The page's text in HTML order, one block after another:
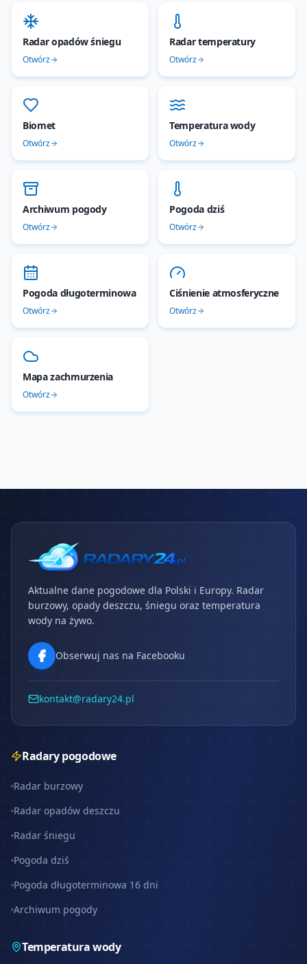
Radar opadów śniegu
Otwórz
Radar temperatury
Otwórz
Biomet
Otwórz
Temperatura wody
Otwórz
Archiwum pogody
Otwórz
Pogoda dziś
Otwórz
Pogoda długoterminowa
Otwórz
Ciśnienie atmosferyczne
Otwórz
Mapa zachmurzenia
Otwórz
Aktualne dane pogodowe dla Polski i Europy. Radar
burzowy, opady deszczu, śniegu oraz temperatura
wody na żywo.
Obserwuj nas na Facebooku
kontakt@radary24.pl
Radary pogodowe
Radar burzowy
Radar opadów deszczu
Radar śniegu
Pogoda dziś
Pogoda długoterminowa 16 dni
Archiwum pogody
Temperatura wody